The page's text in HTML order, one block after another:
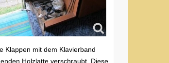
Klappen mit dem Klavierband
Holzlatte verschraubt. Diese